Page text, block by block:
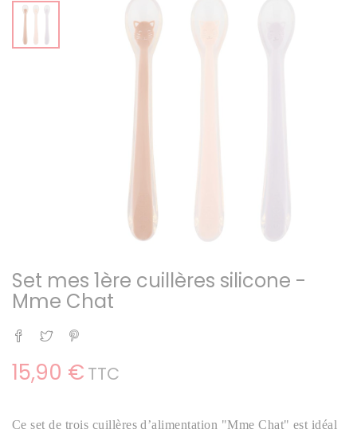
Set mes 1ère cuillères silicone -
Mme Chat
Partager
Tweet
15,90 € TTC
Ce set de trois cuillères d’alimentation "Mme Chat" est idéal